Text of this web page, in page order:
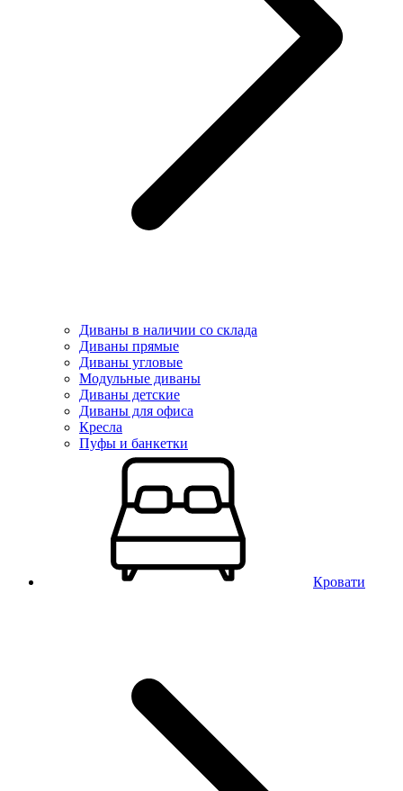
Диваны в наличии со склада
Диваны прямые
Диваны угловые
Модульные диваны
Диваны детские
Диваны для офиса
Кресла
Пуфы и банкетки
Кровати